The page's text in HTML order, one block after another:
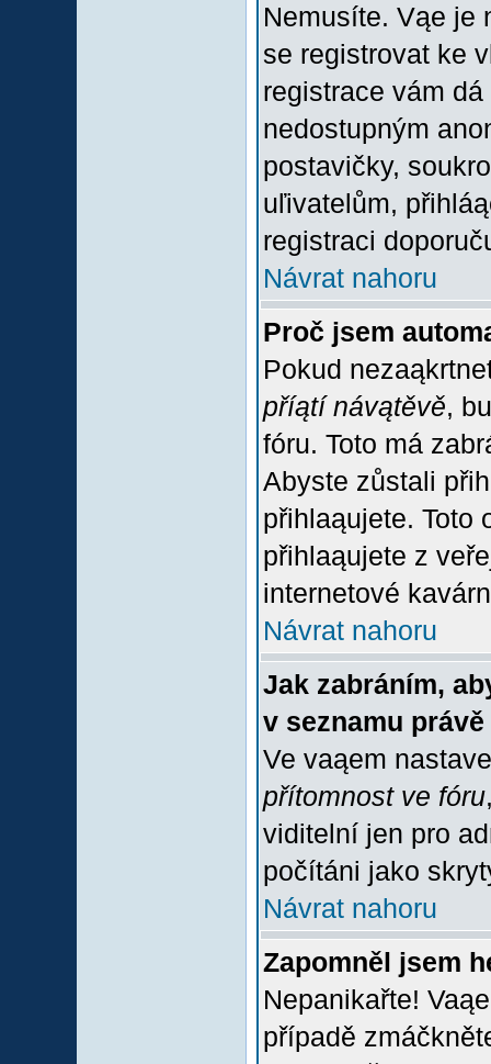
Nemusíte. Vąe je
se registrovat ke
registrace vám
nedostupným
postavičky,
uľivatelům,
registraci
Návrat nahoru
Proč jsem
Pokud
příątí návątěvě,
fóru. Toto má
Abyste zůstali
přihlaąujete. Toto
přihlaąujete z
internetové
Návrat nahoru
Jak zabráním,
v seznamu
Ve vaąem
přítomnost ve fóru
viditelní jen pro
počítáni jako
Návrat nahoru
Zapomněl jsem
Nepanikařte!
případě